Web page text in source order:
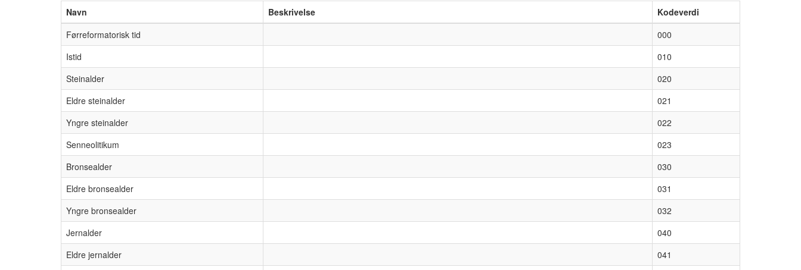
Navn Beskrivelse
Kodeverdi
Førreformatorisk tid
000
Istid
010
Steinalder
020
Eldre steinalder
021
Yngre steinalder
022
Senneolitikum
023
Bronsealder
030
Eldre bronsealder
031
Yngre bronsealder
032
Jernalder
040
Eldre jernalder
041